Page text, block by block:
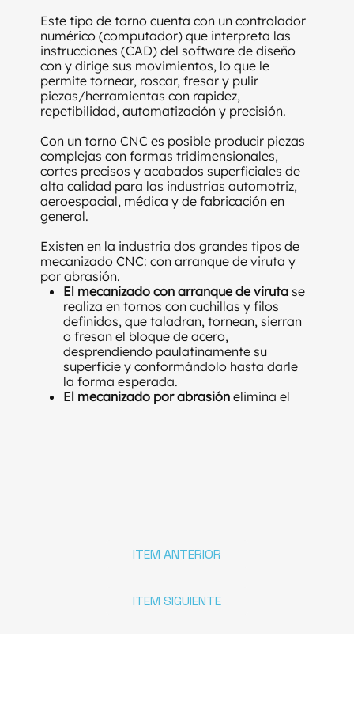
ITEM ANTERIOR
ITEM SIGUIENTE
Este tipo de torno cuenta con un controlador
numérico (computador) que interpreta las
instrucciones (CAD) del software de diseño
con y dirige sus movimientos, lo que le
permite tornear, roscar, fresar y pulir
piezas/herramientas con rapidez,
repetibilidad, automatización y precisión.
Con un torno CNC es posible producir piezas
complejas con formas tridimensionales,
cortes precisos y acabados superficiales de
alta calidad para las industrias automotriz,
aeroespacial, médica y de fabricación en
general.
Existen en la industria dos grandes tipos de
mecanizado CNC: con arranque de viruta y
por abrasión.
El mecanizado con arranque de viruta se
realiza en tornos con cuchillas y filos
definidos, que taladran, tornean, sierran
o fresan el bloque de acero,
desprendiendo paulatinamente su
superficie y conformándolo hasta darle
la forma esperada.
El mecanizado por abrasiónelimina el